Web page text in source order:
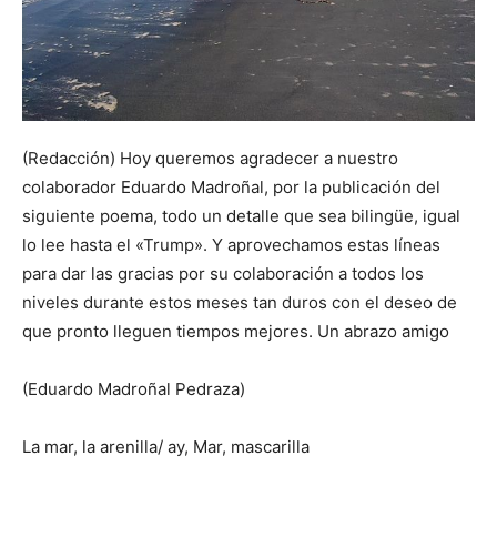
(Redacción) Hoy queremos agradecer a nuestro
colaborador Eduardo Madroñal, por la publicación del
siguiente poema, todo un detalle que sea bilingüe, igual
lo lee hasta el «Trump». Y aprovechamos estas líneas
para dar las gracias por su colaboración a todos los
niveles durante estos meses tan duros con el deseo de
que pronto lleguen tiempos mejores. Un abrazo amigo
(Eduardo Madroñal Pedraza)
La mar, la arenilla/ ay, Mar, mascarilla